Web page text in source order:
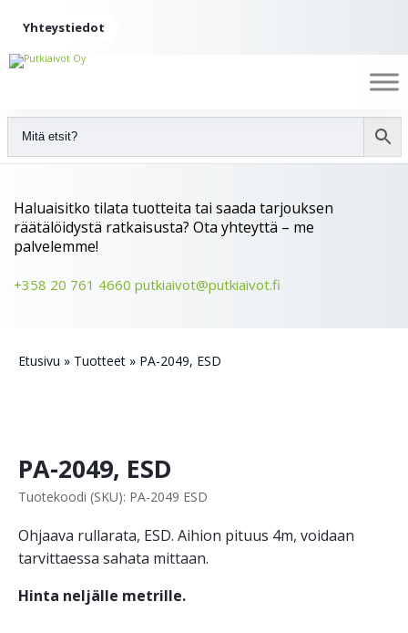
Yhteystiedot
Haluaisitko tilata tuotteita tai saada tarjouksen
räätälöidystä ratkaisusta? Ota yhteyttä – me
palvelemme!
+358 20 761 4660 putkiaivot@putkiaivot.fi
Etusivu » Tuotteet » PA-2049, ESD
PA-2049, ESD
Tuotekoodi (SKU): PA-2049 ESD
Ohjaava rullarata, ESD. Aihion pituus 4m, voidaan
tarvittaessa sahata mittaan.
Hinta neljälle metrille.